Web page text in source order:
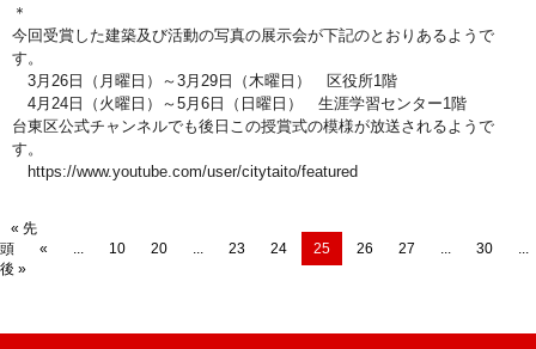
＊
今回受賞した建築及び活動の写真の展示会が下記のとおりあるようで
す。
3月26日（月曜日）～3月29日（木曜日） 区役所1階
4月24日（火曜日）～5月6日（日曜日） 生涯学習センター1階
台東区公式チャンネルでも後日この授賞式の模様が放送されるようで
す。
https://www.youtube.com/user/citytaito/featured
« 先
頭
« 10 20 23 24 25 26 27 30
後 »